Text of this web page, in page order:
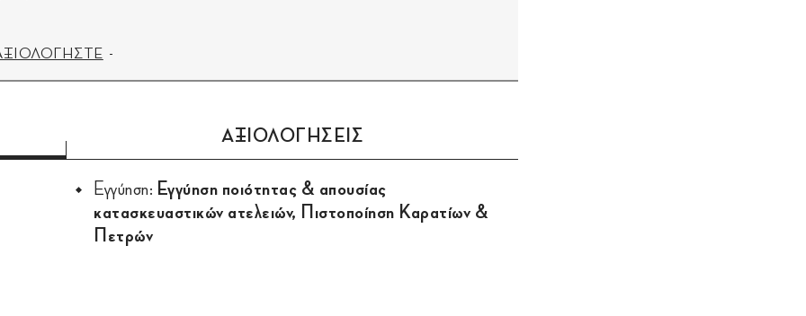
ΑΞΙΟΛΟΓΗΣΕΙΣ
Εγγύηση: Εγγύηση ποιότητας & απουσίας
κατασκευαστικών ατελειών, Πιστοποίηση Καρατίων &
Πετρών